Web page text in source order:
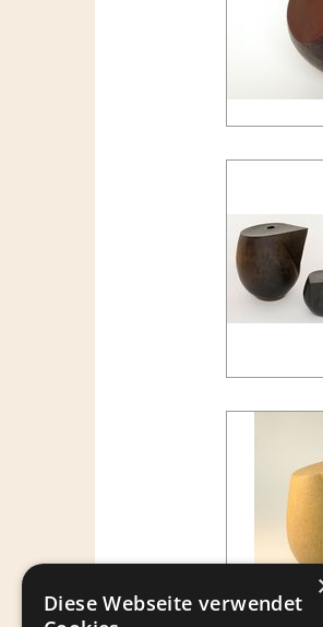
Diese Webseite verwendet